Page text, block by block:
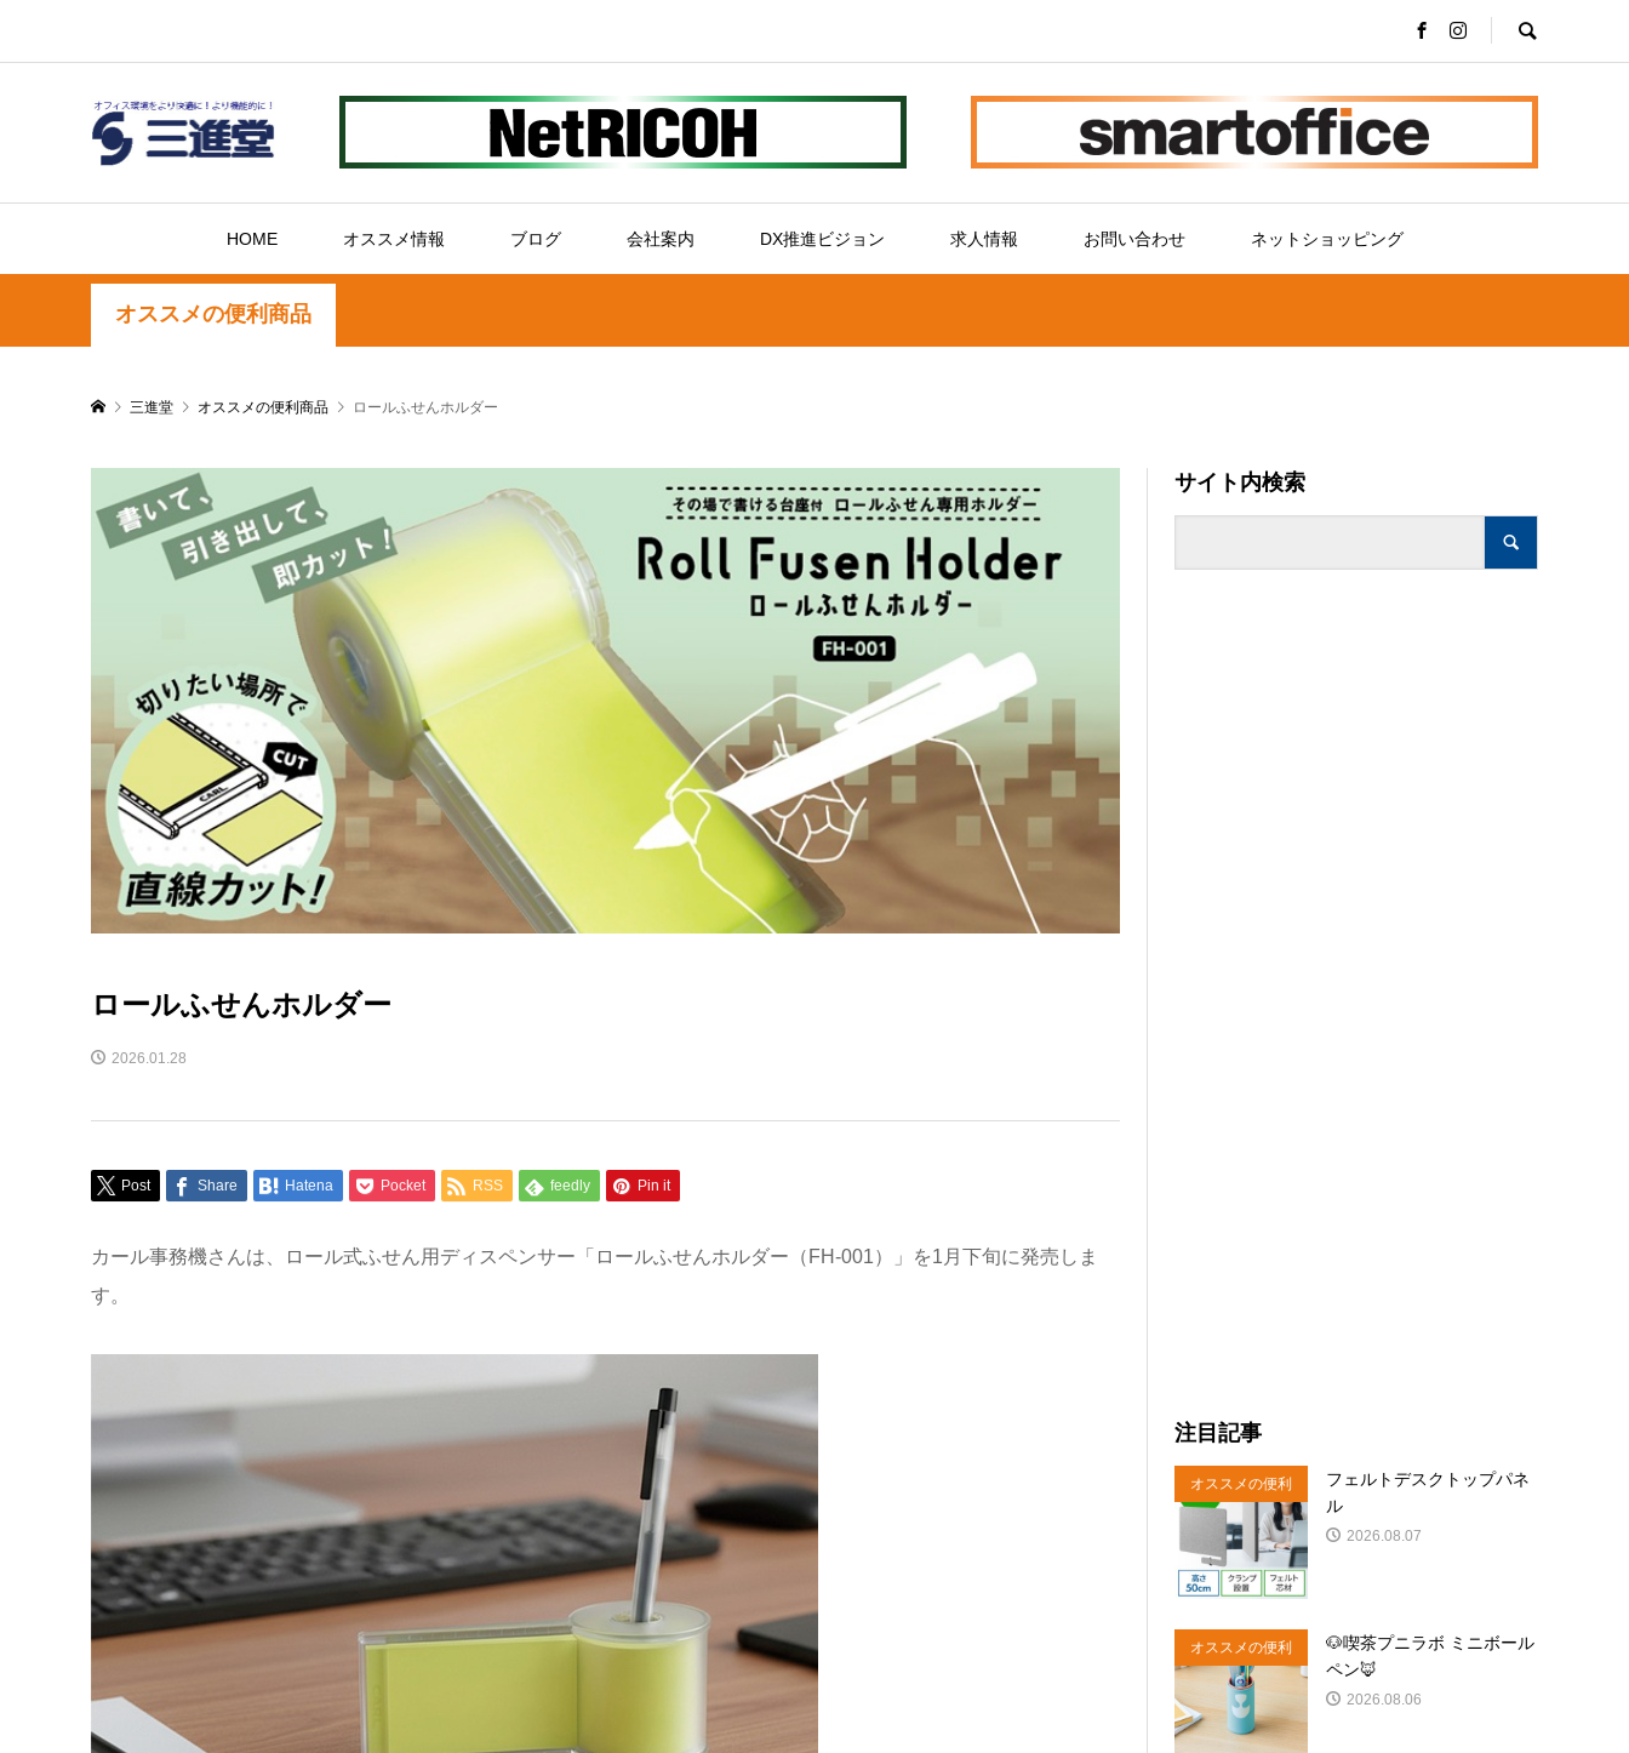
HOME オススメ情報 ブログ 会社案内 DX推進ビジョン 求人情報 お問い合わせ ネットショッピング
オススメの便利商品
三進堂 オススメの便利商品 ロールふせんホルダー
ロールふせんホルダー
2026.01.28
Post Share Hatena Pocket RSS feedly Pin it
カール事務機さんは、ロール式ふせん用ディスペンサー「ロールふせんホルダー（FH-001）」を1月下旬に発売しま
す。
サイト内検索
注目記事
オススメの便利
商品
フェルトデスクトップパネ
ル
2026.08.07
オススメの便利
商品
🐶喫茶プニラボ ミニボール
ペン🦊
2026.08.06